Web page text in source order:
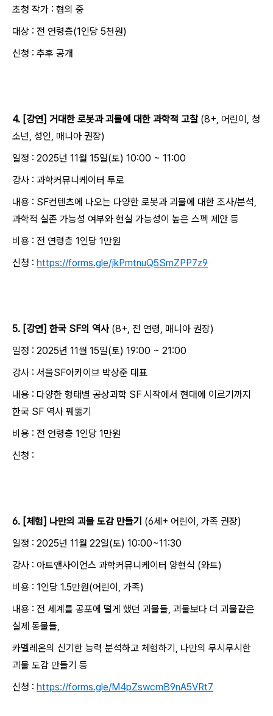
초청 작가 : 협의 중
대상 : 전 연령층(1인당 5천원)
신청 : 추후 공개
4. [강연] 거대한 로봇과 괴물에 대한 과학적 고찰 (8+, 어린이, 청
소년, 성인, 매니아 권장)
일정 : 2025년 11월 15일(토) 10:00 ~ 11:00
강사 : 과학커뮤니케이터 투로
내용 : SF컨텐츠에 나오는 다양한 로봇과 괴물에 대한 조사/분석,
과학적 실존 가능성 여부와 현실 가능성이 높은 스펙 제안 등
비용 : 전 연령층 1인당 1만원
신청 : https://forms.gle/jkPmtnuQ5SmZPP7z9
5. [강연] 한국 SF의 역사 (8+, 전 연령, 매니아 권장)
일정 : 2025년 11월 15일(토) 19:00 ~ 21:00
강사 : 서울SF아카이브 박상준 대표
내용 : 다양한 형태별 공상과학 SF 시작에서 현대에 이르기까지
한국 SF 역사 꿰뚫기
비용 : 전 연령층 1인당 1만원
신청 :
6. [체험] 나만의 괴물 도감 만들기 (6세+ 어린이, 가족 권장)
일정 : 2025년 11월 22일(토) 10:00~11:30
강사 : 아트앤사이언스 과학커뮤니케이터 양현식 (와트)
비용 : 1인당 1.5만원(어린이, 가족)
내용 : 전 세계를 공포에 떨게 했던 괴물들, 괴물보다 더 괴물같은
실제 동물들,
카멜레온의 신기한 능력 분석하고 체험하기, 나만의 무시무시한
괴물 도감 만들기 등
신청 : https://forms.gle/M4pZswcmB9nA5VRt7